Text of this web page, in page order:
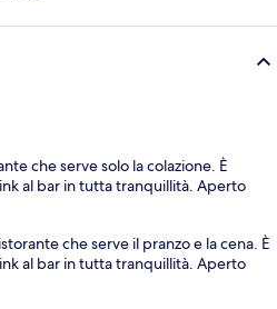
che serve solo la colazione. È
al bar in tutta tranquillità. Aperto
che serve il pranzo e la cena. È
al bar in tutta tranquillità. Aperto